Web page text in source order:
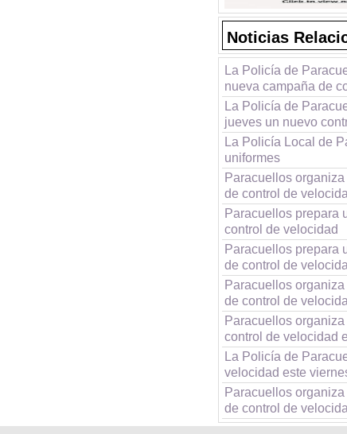
Noticias
La Policía de
nueva campaña de
La Policía de
jueves un nuevo
La Policía Local de
uniformes
Paracuellos
de control de
Paracuellos prepara
control de velocidad
Paracuellos prepara
de control de
Paracuellos
de control de
Paracuellos
control de velocidad
La Policía de
velocidad este
Paracuellos
de control de